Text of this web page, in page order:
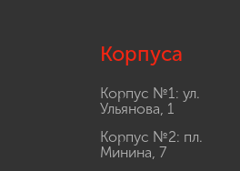
Корпуса
Корпус №1: ул.
Ульянова, 1
Корпус №2: пл.
Минина, 7